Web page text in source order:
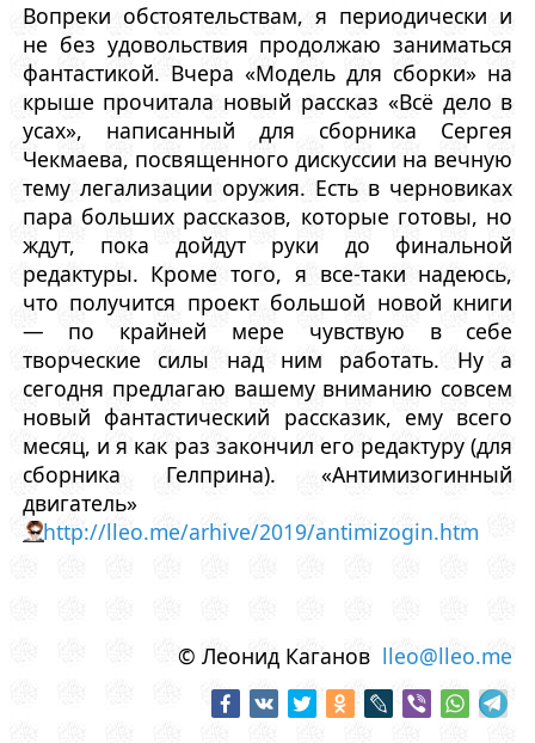
Вопреки обстоятельствам, я периодически и
не без удовольствия продолжаю заниматься
фантастикой. Вчера «Модель для сборки» на
крыше прочитала новый рассказ «Всё дело в
усах», написанный для сборника Сергея
Чекмаева, посвященного дискуссии на вечную
тему легализации оружия. Есть в черновиках
пара больших рассказов, которые готовы, но
ждут, пока дойдут руки до финальной
редактуры. Кроме того, я все-таки надеюсь,
что получится проект большой новой книги
— по крайней мере чувствую в себе
творческие силы над ним работать. Ну а
сегодня предлагаю вашему вниманию совсем
новый фантастический рассказик, ему всего
месяц, и я как раз закончил его редактуру (для
сборника Гелприна). «Антимизогинный
двигатель»
http://lleo.me/arhive/2019/antimizogin.htm
© Леонид Каганов lleo@lleo.me